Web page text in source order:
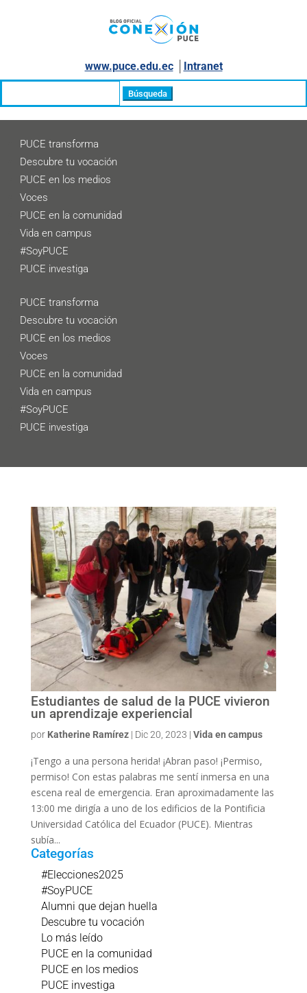
www.puce.edu.ec│ Intranet
PUCE transforma
Descubre tu vocación
PUCE en los medios
Voces
PUCE en la comunidad
Vida en campus
#SoyPUCE
PUCE investiga
PUCE transforma
Descubre tu vocación
PUCE en los medios
Voces
PUCE en la comunidad
Vida en campus
#SoyPUCE
PUCE investiga
Estudiantes de salud de la PUCE vivieron
un aprendizaje experiencial
por Katherine Ramírez| Dic 20, 2023 | Vida en campus
¡Tengo a una persona herida! ¡Abran paso! ¡Permiso,
permiso! Con estas palabras me sentí inmersa en una
escena real de emergencia. Eran aproximadamente las
13:00 me dirigía a uno de los edificios de la Pontificia
Universidad Católica del Ecuador (PUCE). Mientras
subía...
Categorías
#Elecciones2025
#SoyPUCE
Alumni que dejan huella
Descubre tu vocación
Lo más leído
PUCE en la comunidad
PUCE en los medios
PUCE investiga